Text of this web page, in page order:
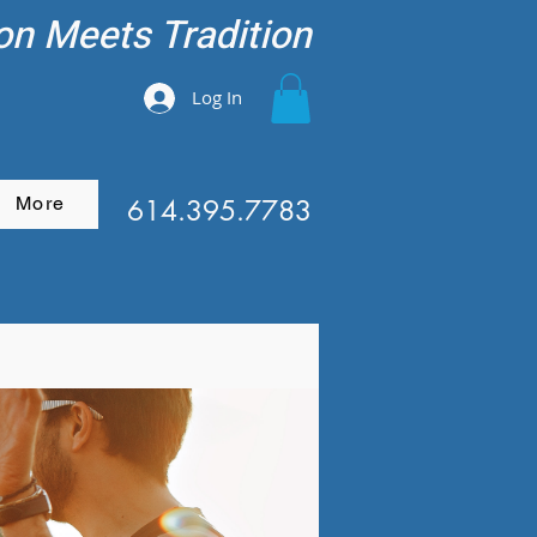
Meets Tradition
Log In
More 614.395.7783